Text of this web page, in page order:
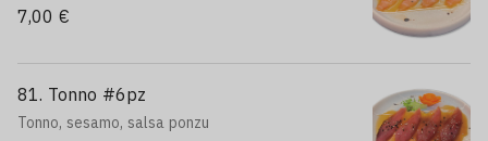
7,00 €
81. Tonno #6pz
Tonno, sesamo, salsa ponzu